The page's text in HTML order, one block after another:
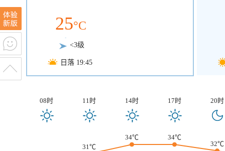
25°C
<3级
日落 19:45
08时 11时 14时 17时 20时
31℃
34℃
34℃
32℃